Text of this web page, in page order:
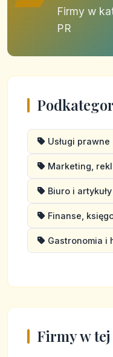
Firmy w
PR
Usługi prawne
Marketing,
Biuro i
Finanse,
Gastronomia i
Firmy w